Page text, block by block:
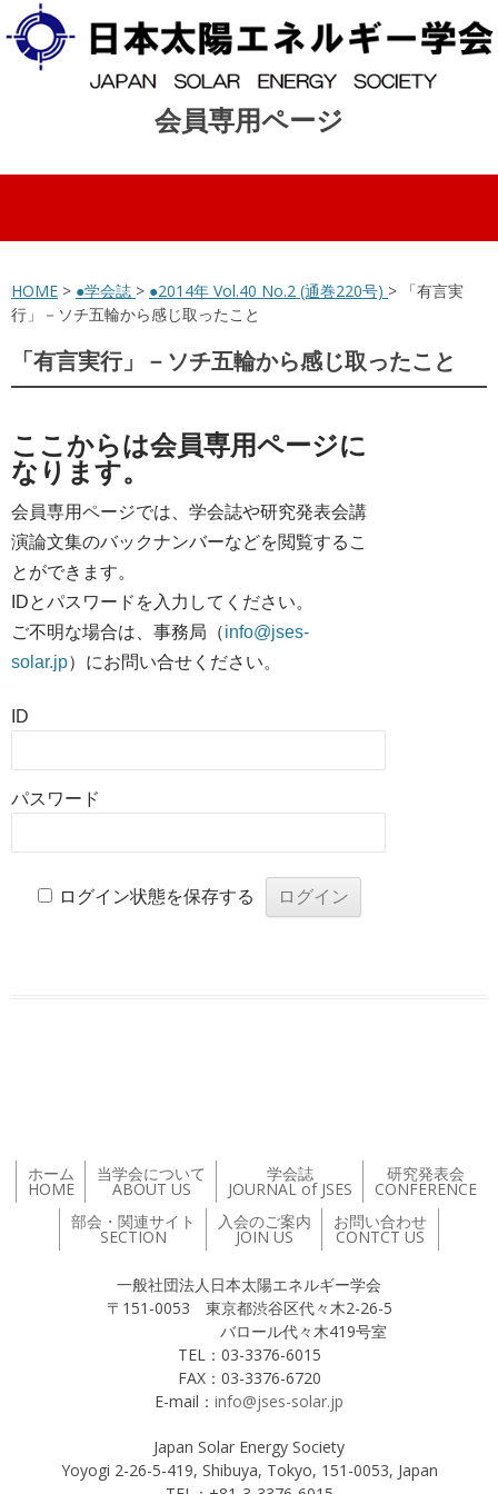
会員専用ページ
コンテンツへスキップ
HOME > ●学会誌 > ●2014年 Vol.40 No.2 (通巻220号) > 「有言実
行」－ソチ五輪から感じ取ったこと
「有言実行」－ソチ五輪から感じ取ったこと
ここからは会員専用ページに
なります。
会員専用ページでは、学会誌や研究発表会講
演論文集のバックナンバーなどを閲覧するこ
とができます。
IDとパスワードを入力してください。
ご不明な場合は、事務局（info@jses-
solar.jp）にお問い合せください。
ID
パスワード
ログイン状態を保存する
ホーム
HOME
当学会について
ABOUT US
学会誌
JOURNAL of JSES
研究発表会
CONFERENCE
部会・関連サイト
SECTION
入会のご案内
JOIN US
お問い合わせ
CONTCT US
一般社団法人日本太陽エネルギー学会
〒151-0053 東京都渋谷区代々木2-26-5
バロール代々木419号室
TEL：03-3376-6015
FAX：03-3376-6720
E-mail： info@jses-solar.jp
Japan Solar Energy Society
Yoyogi 2-26-5-419, Shibuya, Tokyo, 151-0053, Japan